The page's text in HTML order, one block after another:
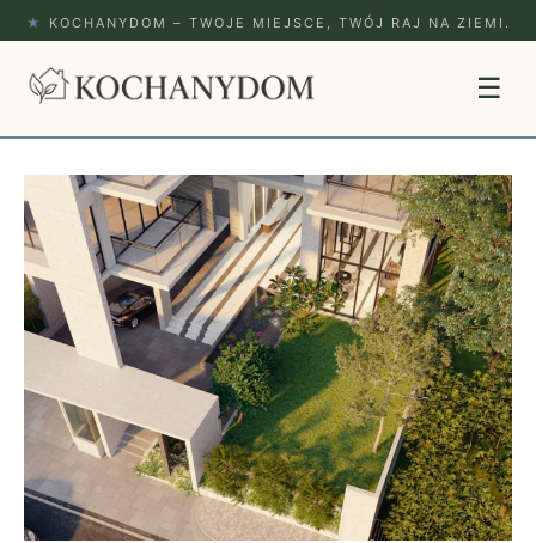
★ KOCHANYDOM – TWOJE MIEJSCE, TWÓJ RAJ NA ZIEMI.
☰